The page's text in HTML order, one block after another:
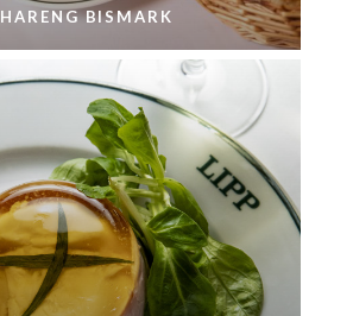
HARENG BISMARK